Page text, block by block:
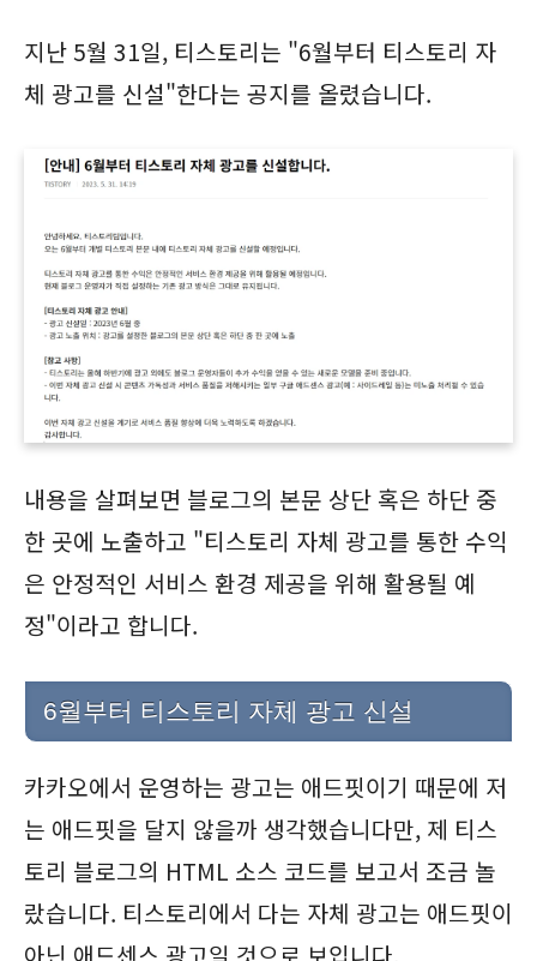
지난 5월 31일, 티스토리는 "6월부터 티스토리 자
체 광고를 신설"한다는 공지를 올렸습니다.
내용을 살펴보면 블로그의 본문 상단 혹은 하단 중
한 곳에 노출하고 "티스토리 자체 광고를 통한 수익
은 안정적인 서비스 환경 제공을 위해 활용될 예
정"이라고 합니다.
6월부터 티스토리 자체 광고 신설
카카오에서 운영하는 광고는 애드핏이기 때문에 저
는 애드핏을 달지 않을까 생각했습니다만, 제 티스
토리 블로그의 HTML 소스 코드를 보고서 조금 놀
랐습니다. 티스토리에서 다는 자체 광고는 애드핏이